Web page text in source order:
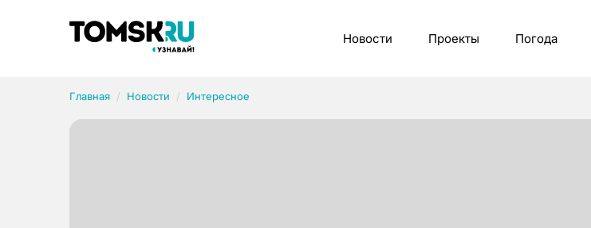
Новости Проекты Погода
Главная Новости Интересное
Рубрики